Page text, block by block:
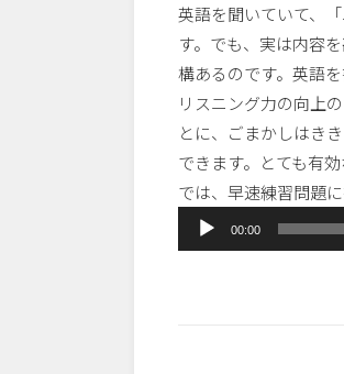
英語を聞いていて、
す。でも、実は内容
構あるのです。英語
リスニング力の向上
とに、ごまかしはき
できます。とても有効
では、早速練習問題
声
00:00